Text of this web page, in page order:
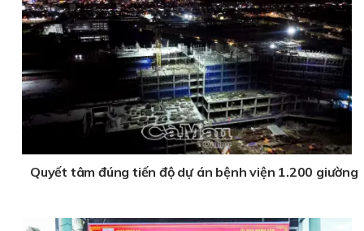
Quyết tâm đúng tiến độ dự án bệnh viện 1.200 giường